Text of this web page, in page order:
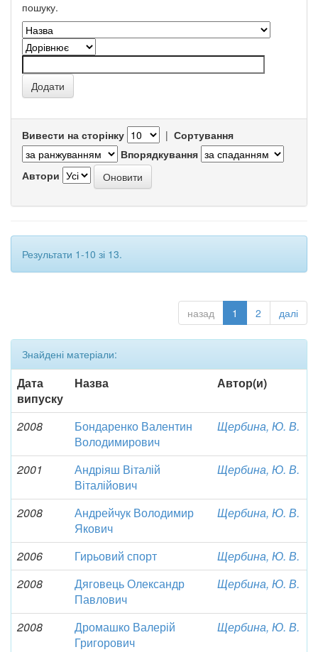
пошуку.
Вивести на сторінку | Сортування
Впорядкування
Автори
Результати 1-10 зі 13.
назад 1 2 далі
Знайдені матеріали:
Дата
випуску
Назва Автор(и)
2008
Бондаренко Валентин
Володимирович
Щербина, Ю. В.
2001
Андріяш Віталій
Віталійович
Щербина, Ю. В.
2008
Андрейчук Володимир
Якович
Щербина, Ю. В.
2006 Гирьовий спорт
Щербина, Ю. В.
2008
Дяговець Олександр
Павлович
Щербина, Ю. В.
2008
Дромашко Валерій
Григорович
Щербина, Ю. В.